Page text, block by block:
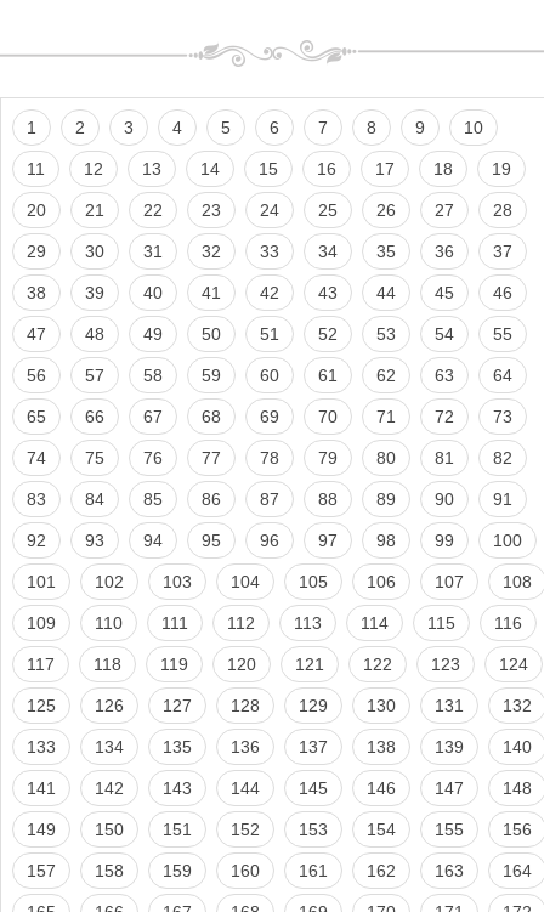
1 2 3 4 5 6 7 8 9 10
11 12 13 14 15 16 17 18 19
20 21 22 23 24 25 26 27 28
29 30 31 32 33 34 35 36 37
38 39 40 41 42 43 44 45 46
47 48 49 50 51 52 53 54 55
56 57 58 59 60 61 62 63 64
65 66 67 68 69 70 71 72 73
74 75 76 77 78 79 80 81 82
83 84 85 86 87 88 89 90 91
92 93 94 95 96 97 98 99 100
101 102 103 104 105 106 107 108
109 110 111 112 113 114 115 116
117 118 119 120 121 122 123 124
125 126 127 128 129 130 131 132
133 134 135 136 137 138 139 140
141 142 143 144 145 146 147 148
149 150 151 152 153 154 155 156
157 158 159 160 161 162 163 164